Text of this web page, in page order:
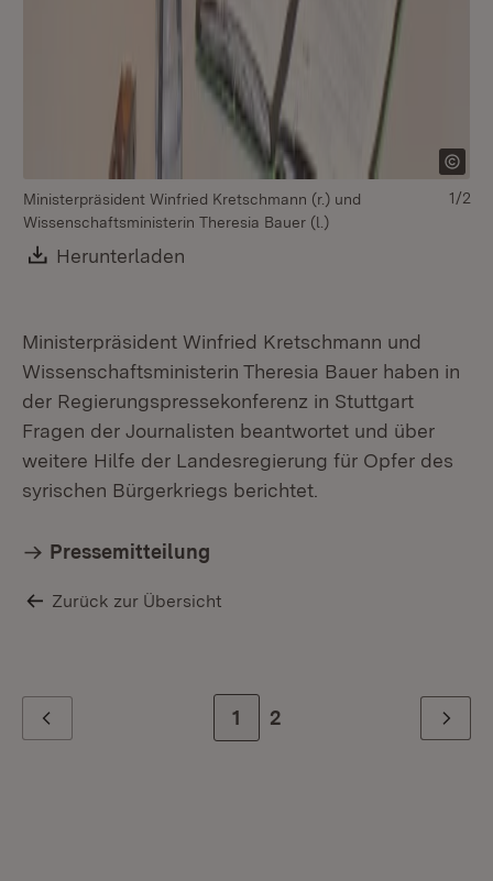
Ministerpräsident Winfried Kretschmann (r.) und
Wissenschaftsministerin Theresia Bauer (l.)
Download:
Herunterladen
1/2
Ministerpräsident Winfried Kretschmann und
Wissenschaftsministerin Theresia Bauer haben in
der Regierungspressekonferenz in Stuttgart
Fragen der Journalisten beantwortet und über
weitere Hilfe der Landesregierung für Opfer des
syrischen Bürgerkriegs berichtet.
Pressemitteilung
Zurück zur Übersicht
Zur Seite
1 Zur letzten Seite
2 Weiter